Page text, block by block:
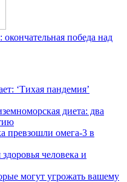
победа над
‘Тихая пандемия’
диета: два
превзошли омега-3 в
человека и
могут угрожать вашему